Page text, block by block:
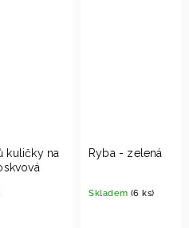
Ryba - zelená